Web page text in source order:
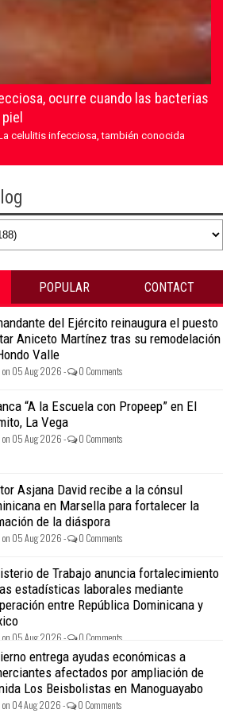
ocurre cuando las bacterias
celulitis infecciosa, también conocida
POPULAR CONTACT
del Ejército reinaugura el puesto
Aniceto Martínez tras su remodelación
Valle
on 05 Aug 2026 - 0 Comments
“A la Escuela con Propeep” en El
La Vega
on 05 Aug 2026 - 0 Comments
Asjana David recibe a la cónsul
en Marsella para fortalecer la
de la diáspora
on 05 Aug 2026 - 0 Comments
de Trabajo anuncia fortalecimiento
estadísticas laborales mediante
entre República Dominicana y
on 05 Aug 2026 - 0 Comments
entrega ayudas económicas a
afectados por ampliación de
Los Beisbolistas en Manoguayabo
on 04 Aug 2026 - 0 Comments